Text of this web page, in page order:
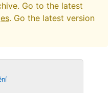
Go to the latest
. Go the latest version